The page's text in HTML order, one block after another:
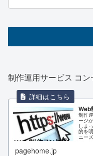
制作運用サービス コン
Web
制作運用
ージ
しま
的を
ニー
pagehome.jp